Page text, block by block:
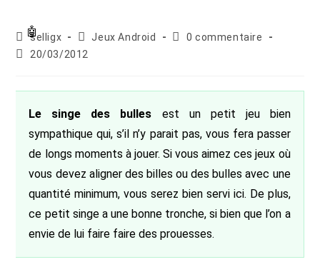
Auteur/autrice
de
selligx
Post
category:
Jeux Android
Commentaires
0 commentaire
Publication
20/03/2012
Le singe des bulles est un petit jeu bien
sympathique qui, s’il n’y parait pas, vous fera passer
de longs moments à jouer. Si vous aimez ces jeux où
vous devez aligner des billes ou des bulles avec une
quantité minimum, vous serez bien servi ici. De plus,
ce petit singe a une bonne tronche, si bien que l’on a
envie de lui faire faire des prouesses.